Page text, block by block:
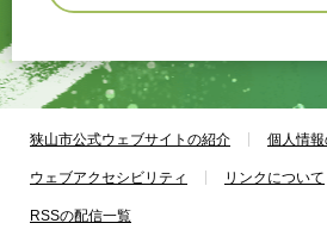
狭山市公式ウェブサイトの紹介 個人情
ウェブアクセシビリティ リンクについて
RSSの配信一覧